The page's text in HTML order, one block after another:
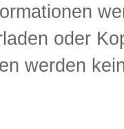
oder
werden